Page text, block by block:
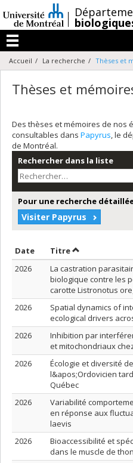
au
contenu
/
Menu
Accueil La recherche Thèses et
Thèses et
Des thèses et mémoires de nos
consultables dans Papyrus, le
de Montréal.
Rechercher dans la liste
Pour une recherche
Visiter Papyrus
Date Trier par date en ordre
TitreTrier par titre
2026
La castration
biologique contre les
carotte Listronotus
2026
Spatial dynamics of
ecological drivers
2026
Inhibition par
et mitochondriaux
2026
Écologie et diversité
l&apos;Ordovicien
Québec
2026
Variabilité
en réponse aux
laevis
2026
Bioaccessibilité et
dans le muscle de